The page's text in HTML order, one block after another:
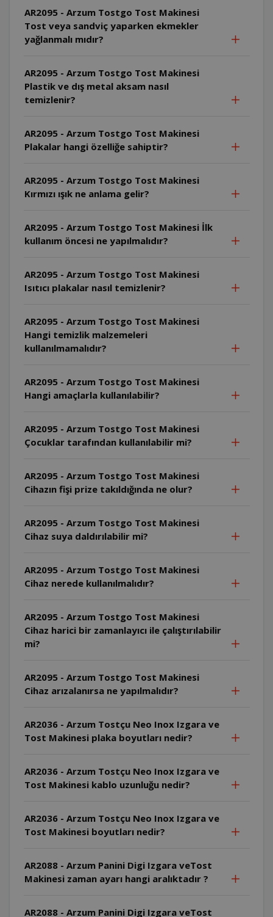
AR2095 - Arzum Tostgo Tost Makinesi
Tost veya sandviç yaparken ekmekler
yağlanmalı mıdır?
AR2095 - Arzum Tostgo Tost Makinesi
Plastik ve dış metal aksam nasıl
temizlenir?
AR2095 - Arzum Tostgo Tost Makinesi
Plakalar hangi özelliğe sahiptir?
AR2095 - Arzum Tostgo Tost Makinesi
Kırmızı ışık ne anlama gelir?
AR2095 - Arzum Tostgo Tost Makinesi İlk
kullanım öncesi ne yapılmalıdır?
AR2095 - Arzum Tostgo Tost Makinesi
Isıtıcı plakalar nasıl temizlenir?
AR2095 - Arzum Tostgo Tost Makinesi
Hangi temizlik malzemeleri
kullanılmamalıdır?
AR2095 - Arzum Tostgo Tost Makinesi
Hangi amaçlarla kullanılabilir?
AR2095 - Arzum Tostgo Tost Makinesi
Çocuklar tarafından kullanılabilir mi?
AR2095 - Arzum Tostgo Tost Makinesi
Cihazın fişi prize takıldığında ne olur?
AR2095 - Arzum Tostgo Tost Makinesi
Cihaz suya daldırılabilir mi?
AR2095 - Arzum Tostgo Tost Makinesi
Cihaz nerede kullanılmalıdır?
AR2095 - Arzum Tostgo Tost Makinesi
Cihaz harici bir zamanlayıcı ile çalıştırılabilir
mi?
AR2095 - Arzum Tostgo Tost Makinesi
Cihaz arızalanırsa ne yapılmalıdır?
AR2036 - Arzum Tostçu Neo Inox Izgara ve
Tost Makinesi plaka boyutları nedir?
AR2036 - Arzum Tostçu Neo Inox Izgara ve
Tost Makinesi kablo uzunluğu nedir?
AR2036 - Arzum Tostçu Neo Inox Izgara ve
Tost Makinesi boyutları nedir?
AR2088 - Arzum Panini Digi Izgara veTost
Makinesi zaman ayarı hangi aralıktadır ?
AR2088 - Arzum Panini Digi Izgara veTost